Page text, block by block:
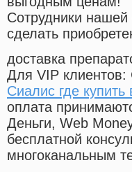
Cотрудники
сделать
доставка
Для VIP клиентов:
Сиалис где купить
оплата
Деньги, Web
бесплатной
многоканальным